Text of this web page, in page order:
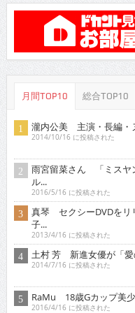
月間TOP10 総合TOP10
瀧内公美 主演・長編・
2014/10/16 に投稿された
雨宮留菜さん 「ミスヤ
ル...
2016/5/16 に投稿された
真琴 セクシーDVDをリ
子...
2013/4/16 に投稿された
土村 芳 新進女優が「愛
2014/7/16 に投稿された
RaMu 18歳Gカップ美
2016/4/16 に投稿された